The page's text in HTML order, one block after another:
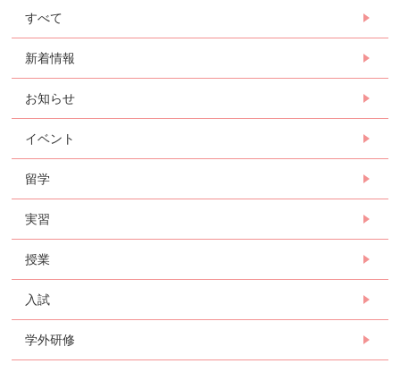
すべて
新着情報
お知らせ
イベント
留学
実習
授業
入試
学外研修